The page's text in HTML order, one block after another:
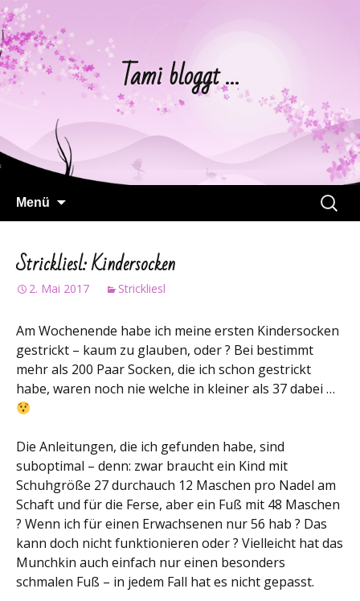
Tami bloggt …
Menü
Suchen
nach:
Strickliesl: Kindersocken
2. Mai 2017 Strickliesl
Am Wochenende habe ich meine ersten Kindersocken
gestrickt – kaum zu glauben, oder ? Bei bestimmt
mehr als 200 Paar Socken, die ich schon gestrickt
habe, waren noch nie welche in kleiner als 37 dabei …
Die Anleitungen, die ich gefunden habe, sind
suboptimal – denn: zwar braucht ein Kind mit
Schuhgröße 27 durchauch 12 Maschen pro Nadel am
Schaft und für die Ferse, aber ein Fuß mit 48 Maschen
? Wenn ich für einen Erwachsenen nur 56 hab ? Das
kann doch nicht funktionieren oder ? Vielleicht hat das
Munchkin auch einfach nur einen besonders
schmalen Fuß – in jedem Fall hat es nicht gepasst.